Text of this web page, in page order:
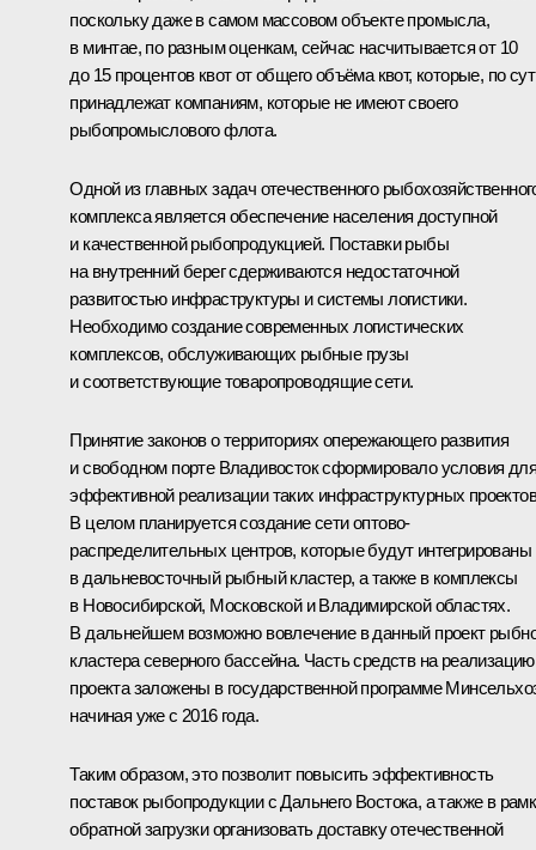
поскольку даже в самом массовом объекте промысла,
в минтае, по разным оценкам, сейчас насчитывается от 10
до 15 процентов квот от общего объёма квот, которые, по
принадлежат компаниям, которые не имеют своего
рыбопромыслового флота.
Одной из главных задач отечественного
комплекса является обеспечение населения доступной
и качественной рыбопродукцией. Поставки рыбы
на внутренний берег сдерживаются недостаточной
развитостью инфраструктуры и системы логистики.
Необходимо создание современных логистических
комплексов, обслуживающих рыбные грузы
и соответствующие товаропроводящие сети.
Принятие законов о территориях опережающего развития
и свободном порте Владивосток сформировало условия для
эффективной реализации таких инфраструктурных
В целом планируется создание сети оптово-
распределительных центров, которые будут интегрированы
в дальневосточный рыбный кластер, а также в комплексы
в Новосибирской, Московской и Владимирской областях.
В дальнейшем возможно вовлечение в данный проект
кластера северного бассейна. Часть средств на реализацию
проекта заложены в государственной программе
начиная уже с 2016 года.
Таким образом, это позволит повысить эффективность
поставок рыбопродукции с Дальнего Востока, а также в
обратной загрузки организовать доставку отечественной